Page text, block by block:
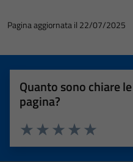
Pagina aggiornata il 22/07/2025
Quanto sono chiare
pagina?
Valuta 5
Valuta 4 stelle
Valuta 3 stelle su 5
Valuta 2 stelle su 5
Valuta 1 stelle su 5